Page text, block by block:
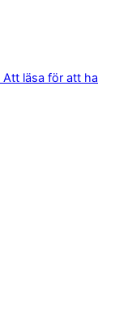
Att läsa för att ha